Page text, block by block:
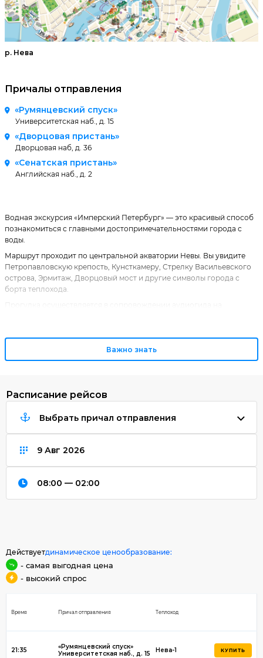
р. Нева
Причалы отправления
«Румянцевский спуск»
Университетская наб., д. 15
«Дворцовая пристань»
Дворцовая наб, д. 36
«Сенатская пристань»
Английская наб., д. 2
Водная экскурсия «Имперский Петербург» — это красивый способ
познакомиться с главными достопримечательностями города с
воды.
Маршрут проходит по центральной акватории Невы. Вы увидите
Петропавловскую крепость, Кунсткамеру, Стрелку Васильевского
острова, Эрмитаж, Дворцовый мост и другие символы города с
борта теплохода.
Важно знать
Расписание рейсов
Выбрать причал отправления
08:00 — 02:00
Действуетдинамическое ценообразование:
- самая выгодная цена
- высокий спрос
Время Причал отправления Теплоход
21:35
«Румянцевский спуск»
Университетская наб., д. 15
Нева-1 КУПИТЬ